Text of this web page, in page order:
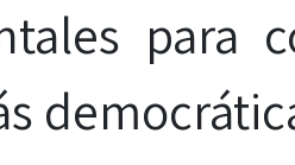
para